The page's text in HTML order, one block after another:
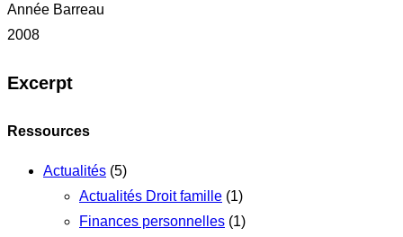
Année Barreau
2008
Excerpt
Ressources
Actualités (5)
Actualités Droit famille (1)
Finances personnelles (1)